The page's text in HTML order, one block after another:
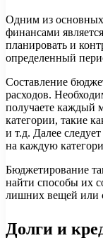
Одним из
финансами
планировать и
определенный
Составление
расходов.
получаете каждый
категории, такие
и т.д. Далее
на каждую
Бюджетирование
найти способы их
лишних вещей или
Долги и